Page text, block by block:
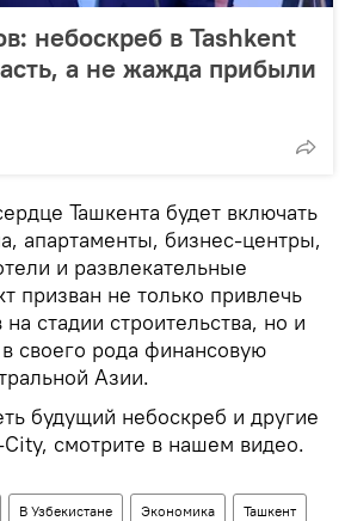
небоскреб в Tashkent
а не жажда прибыли
Ташкента будет включать
апартаменты, бизнес-центры,
и развлекательные
призван не только привлечь
стадии строительства, но и
своего рода финансовую
Азии.
будущий небоскреб и другие
смотрите в нашем видео.
В Узбекистане Экономика Ташкент